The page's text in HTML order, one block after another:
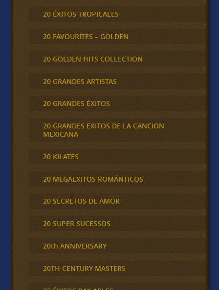
20 ÉXITOS TROPICALES
20 FAVOURITES – GOLDEN
20 GOLDEN HITS COLLECTION
20 GRANDES ARTISTAS
20 GRANDES ÉXITOS
20 GRANDES EXITOS DE LA CANCION
MEXICANA
20 KILATES
20 MEGAEXITOS ROMÁNTICOS
20 SECRETOS DE AMOR
20 SUPER SUCESSOS
20th ANNIVERSARY
20TH CENTURY MASTERS